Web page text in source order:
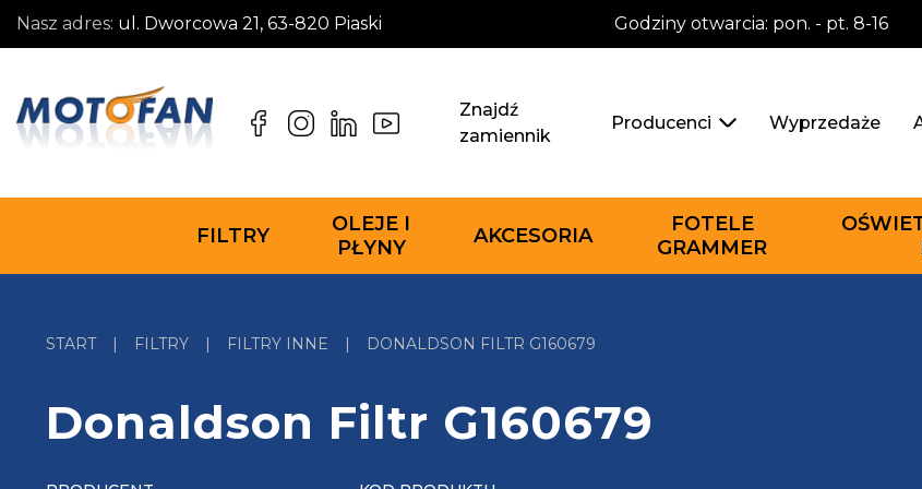
Nasz adres: ul. Dworcowa 21, 63-820 Piaski Godziny otwarcia: pon. - pt. 8-16
Znajdź
zamiennik
Producenci Wyprzedaże
FILTRY
OLEJE I
PŁYNY
AKCESORIA
FOTELE
GRAMMER
START | FILTRY | FILTRY INNE | DONALDSON FILTR G160679
Donaldson Filtr G160679